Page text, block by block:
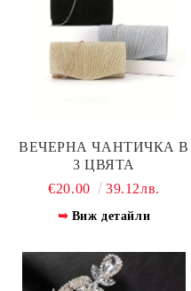
ВЕЧЕРНА ЧАНТИЧКА В
3 ЦВЯТА
€20.00
39.12лв.
Виж детайли